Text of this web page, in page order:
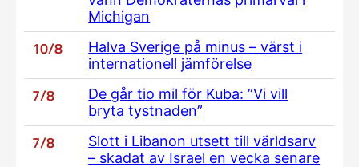
Michigan
10/8
Halva Sverige på minus – värst i
internationell jämförelse
7/8
De går tio mil för Kuba: ”Vi vill
bryta tystnaden”
7/8
Slott i Libanon utsett till världsarv
– skadat av Israel en vecka senare